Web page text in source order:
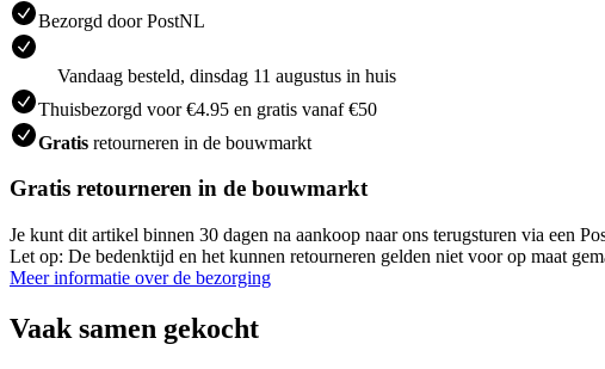
Bezorgd door PostNL
Vandaag besteld, dinsdag 11 augustus in huis
Thuisbezorgd voor €4.95 en gratis vanaf €50
Gratis retourneren in de bouwmarkt
Gratis retourneren in de bouwmarkt
Je kunt dit artikel binnen 30 dagen na aankoop naar ons terugsturen via een
Let op: De bedenktijd en het kunnen retourneren gelden niet voor op maat
Meer informatie over de bezorging
Vaak samen gekocht